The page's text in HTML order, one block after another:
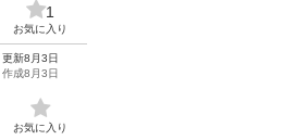
1
お気に入り
更新8月3日
作成8月3日
お気に入り